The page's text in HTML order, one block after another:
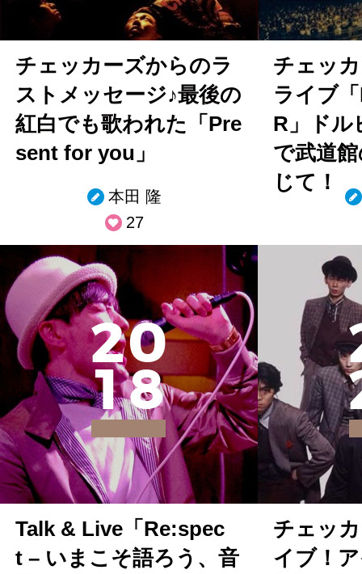
チェッカーズからのラ
ストメッセージ♪最後の
紅白でも歌われた「Pre
sent for you」
本田 隆
27
チェッ
ライブ
R」ドル
で武道
じて！
20
18
Talk & Live「Re:spec
t – いまこそ語ろう、音
チェッ
イブ！